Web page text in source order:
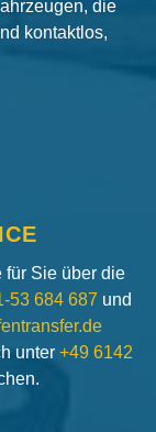
die
kontaktlos,
für Sie über die
53 684 687 und
unter +49 6142